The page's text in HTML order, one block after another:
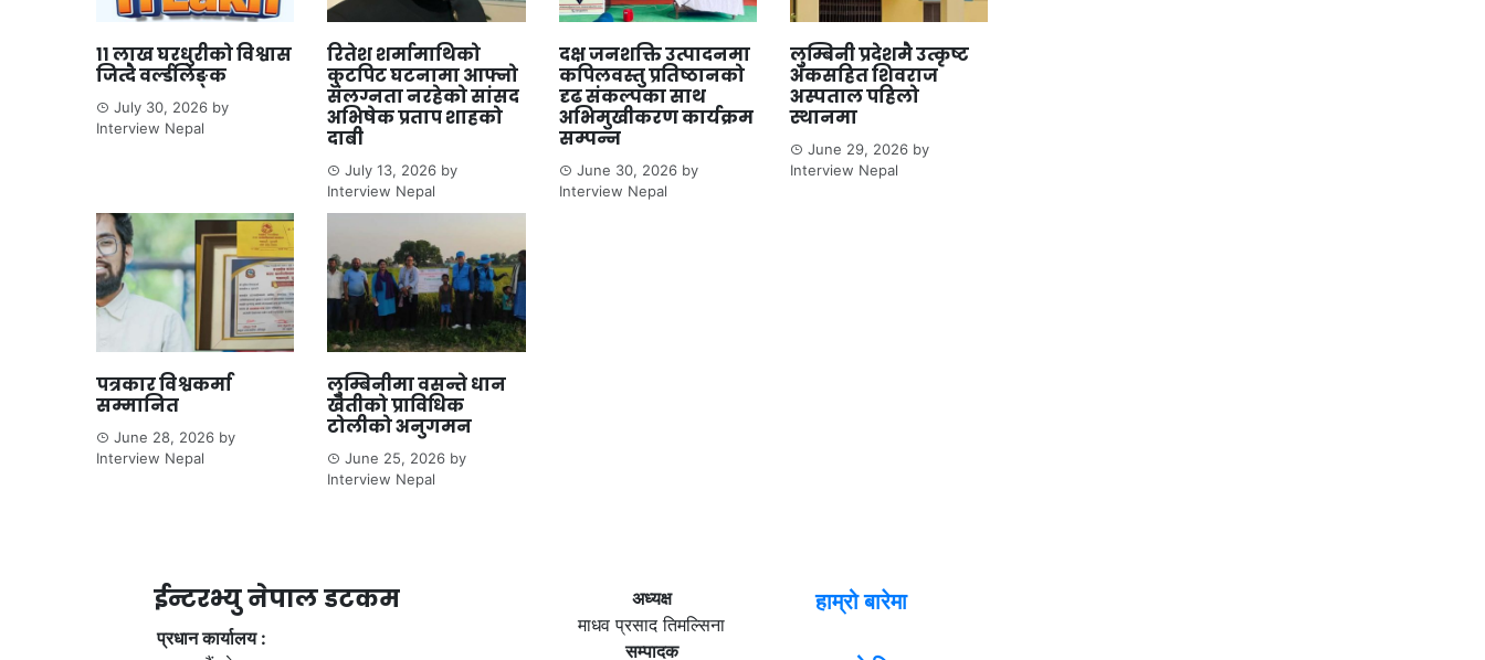
११ लाख घरधुरीको विश्वास
जित्दै वर्ल्डलिङ्क
July 30, 2026 by
Interview Nepal
रितेश शर्मामाथिको
कुटपिट घटनामा आफ्नो
संलग्नता नरहेको सांसद
अभिषेक प्रताप शाहको
दाबी
July 13, 2026 by
Interview Nepal
दक्ष जनशक्ति उत्पादनमा
कपिलवस्तु प्रतिष्ठानको
दृढ संकल्पका साथ
अभिमुखीकरण कार्यक्रम
सम्पन्न
June 30, 2026by
Interview Nepal
लुम्बिनी प्रदेशमै उत्कृष्ट
अंकसहित शिवराज
अस्पताल पहिलो
स्थानमा
June 29, 2026by
Interview Nepal
पत्रकार विश्वकर्मा
सम्मानित
June 28, 2026 by
Interview Nepal
लुम्बिनीमा वसन्ते धान
खेतीको प्राविधिक
टोलीको अनुगमन
June 25, 2026 by
Interview Nepal
ईन्टरभ्यु नेपाल डटकम
प्रधान कार्यालय :
अध्यक्ष
माधव प्रसाद तिमल्सिना
सम्पादक
हाम्रो बारेमा